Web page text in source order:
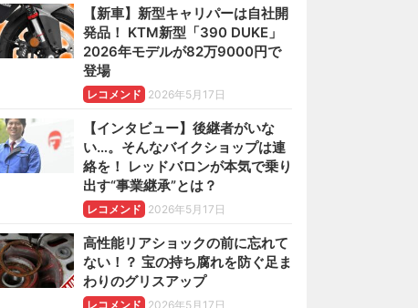
【新車】新型キャリパーは自社開
発品！ KTM新型「390 DUKE」
2026年モデルが82万9000円で
登場
レコメンド 2026年5月17日
【インタビュー】後継者がいな
い…。そんなバイクショップは連
絡を！ レッドバロンが本気で乗り
出す“事業継承”とは？
レコメンド 2026年5月17日
高性能リアショックの前に忘れて
ない！？ 宝の持ち腐れを防ぐ足ま
わりのグリスアップ
レコメンド 2026年5月17日